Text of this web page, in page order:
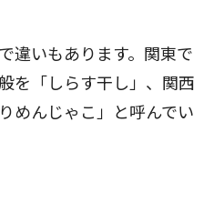
違いもあります。関東で
を「しらす干し」、関西
めんじゃこ」と呼んでい